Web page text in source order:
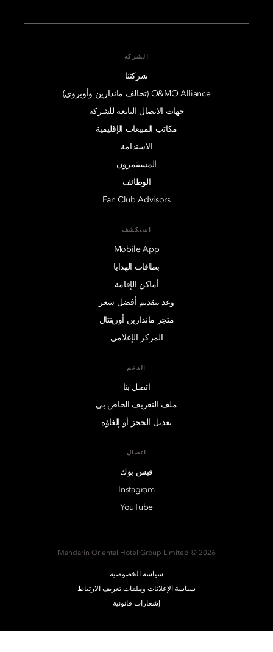
الشركة
شركتنا
O&MO Alliance (تحالف ماندارين وأوبروي)
جهات الاتصال التابعة للشركة
مكاتب المبيعات الإقليمية
الاستدامة
المستثمرون
الوظائف
Fan Club Advisors
استكشف
Mobile App
بطاقات الهدايا
أماكن الإقامة
وعد بتقديم أفضل سعر
متجر ماندارين أورينتال
المركز الإعلامي
الدعم
اتصل بنا
ملف التعريف الخاص بي
تعديل الحجز أو إلغاؤه
اتصال
فيس بوك
Instagram
YouTube
2026 © Mandarin Oriental Hotel Group Limited
سياسة الخصوصية
سياسة الإعلانات وملفات تعريف الارتباط
إشعارات قانونية